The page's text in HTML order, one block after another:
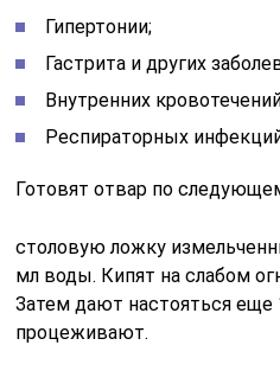
Гипертонии;
Гастрита и других
Внутренних
Респираторных
Готовят отвар по
столовую ложку
мл воды. Кипят на слабом
Затем дают настояться еще
процеживают.